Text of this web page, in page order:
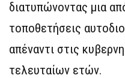
διατυπώνοντας μια
τοποθετήσεις
απέναντι στις
τελευταίων ετών.